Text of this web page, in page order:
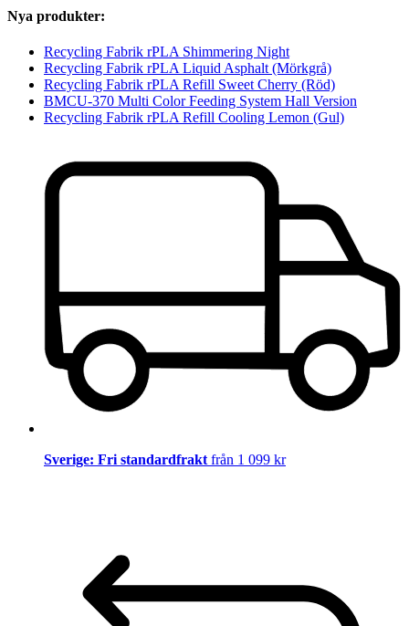
Nya produkter:
Recycling Fabrik rPLA Shimmering Night
Recycling Fabrik rPLA Liquid Asphalt (Mörkgrå)
Recycling Fabrik rPLA Refill Sweet Cherry (Röd)
BMCU-370 Multi Color Feeding System Hall Version
Recycling Fabrik rPLA Refill Cooling Lemon (Gul)
Sverige: Fri standardfrakt från 1 099 kr